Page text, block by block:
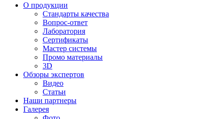
О продукции
Стандарты качества
Вопрос-ответ
Лаборатория
Сертификаты
Мастер системы
Промо материалы
3D
Обзоры экспертов
Видео
Статьи
Наши партнеры
Галерея